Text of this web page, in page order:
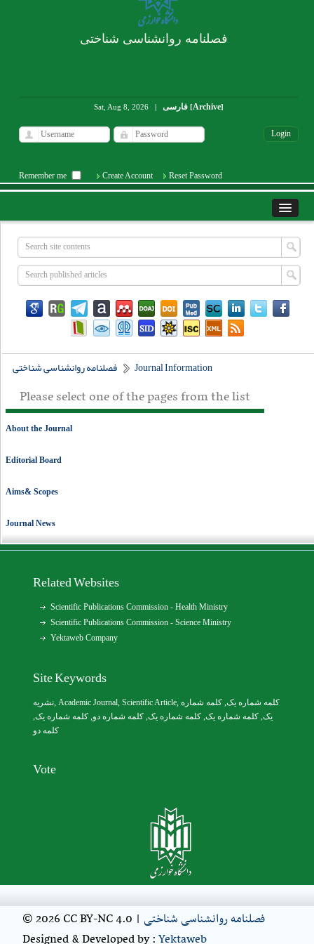
فصلنامه روانشناسی شناختی
Sat, Aug 8, 2026 | [Archive]
Remember me Create Account Reset Password
فصلنامه روانشناسی شناختی Journal Information
Please select one of the pages from the list
About the Journal
Editorial Board
Aims& Scopes
Journal News
Related Websites
Scientific Publications Commission - Health Ministry
Scientific Publications Commission - Science Ministry
Yektaweb Company
Site Keywords
نشریه,Academic Journal,Scientific Article, کلمه شماره یک, کلمه شماره
یک, کلمه شماره یک, کلمه شماره یک, کلمه شماره دو, کلمه شماره یک,
کلمه دو
Vote
© 2026 CC BY-NC 4.0 | فصلنامه روانشناسی شناختی
Designed & Developed by :Yektaweb